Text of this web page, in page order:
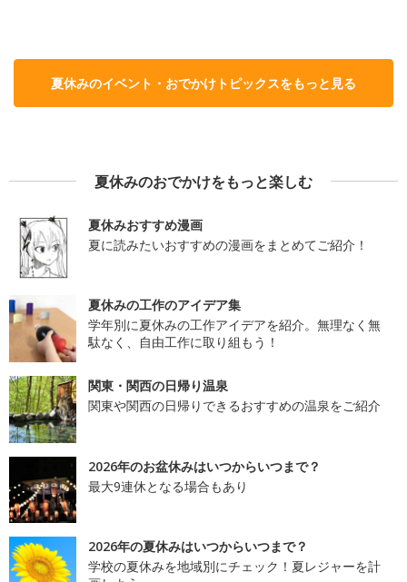
夏休みのイベント・おでかけトピックスをもっと見る
夏休みのおでかけをもっと楽しむ
夏休みおすすめ漫画
夏に読みたいおすすめの漫画をまとめてご紹介！
夏休みの工作のアイデア集
学年別に夏休みの工作アイデアを紹介。無理なく無
駄なく、自由工作に取り組もう！
関東・関西の日帰り温泉
関東や関西の日帰りできるおすすめの温泉をご紹介
2026年のお盆休みはいつからいつまで？
最大9連休となる場合もあり
2026年の夏休みはいつからいつまで？
学校の夏休みを地域別にチェック！夏レジャーを計